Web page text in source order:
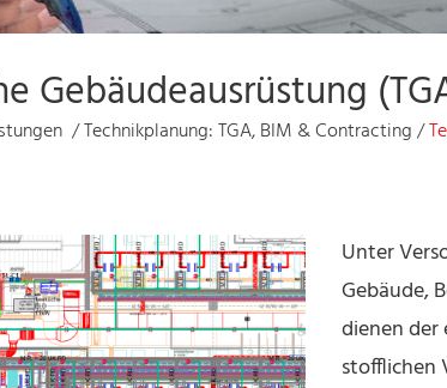
Gebäudeausrüstung
/Technikplanung: TGA, BIM & Contracting/
Unter
Gebäude,
dienen der
stofflichen